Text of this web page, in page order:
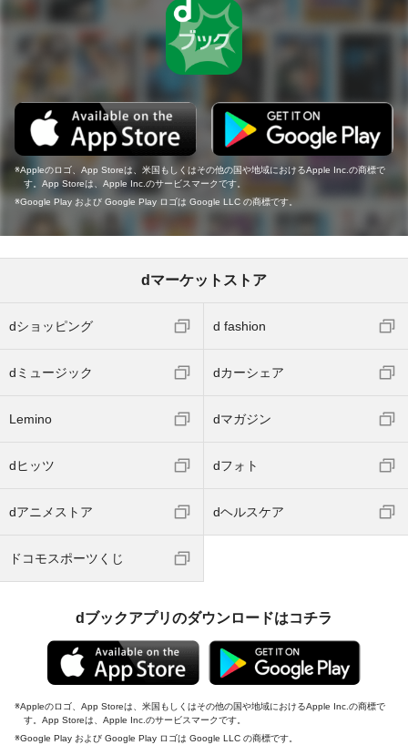
Appleのロゴ、App Storeは、米国もしくはその他の国や地域におけるApple Inc.の商標で
す。App Storeは、Apple Inc.のサービスマークです。
Google Play および Google Play ロゴは Google LLC の商標です。
dマーケットストア
dショッピング d fashion
dミュージック dカーシェア
Lemino dマガジン
dヒッツ dフォト
dアニメストア dヘルスケア
ドコモスポーツくじ
dブックアプリのダウンロードはコチラ
Appleのロゴ、App Storeは、米国もしくはその他の国や地域におけるApple Inc.の商標で
す。App Storeは、Apple Inc.のサービスマークです。
Google Play および Google Play ロゴは Google LLC の商標です。